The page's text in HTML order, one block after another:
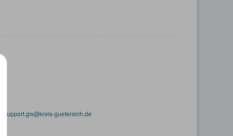
support.gis@kreis-guetersloh.de